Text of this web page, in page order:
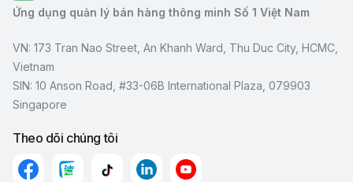
Ứng dụng quản lý bán hàng thông minh Số 1 Việt Nam
VN: 173 Tran Nao Street, An Khanh Ward, Thu Duc City, HCMC,
Vietnam
SIN: 10 Anson Road, #33-06B International Plaza, 079903
Singapore
Theo dõi chúng tôi